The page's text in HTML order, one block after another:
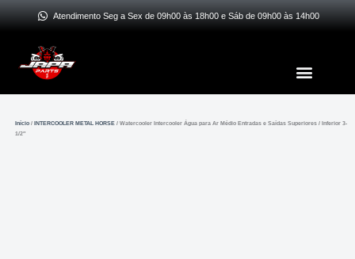
Ir
conteúdo
Atendimento Seg a Sex de 09h00 às 18h00 e Sáb de 09h00 às 14h00
Menu
Início /INTERCOOLER METAL HORSE / Watercooler Intercooler Água para Ar Médio Entradas e Saídas Superiores / Inferior 3-
1/2″